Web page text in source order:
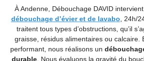
À Andenne, Débouchage DAVID
débouchage d’évier et de lavabo, 24h/
traitent tous types d’obstructions, qu’il
graisse, résidus alimentaires ou calcaire.
performant, nous réalisons un
durable. Nous évaluons la gravité du